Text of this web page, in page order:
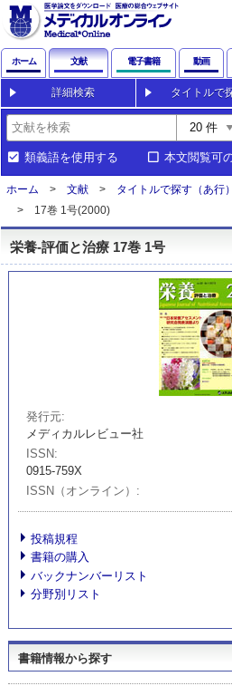
ホーム 文献 電子書籍 動画
詳細検索 タイトルで
類義語を使用する 本文閲覧可
ホーム 文献 タイトルで探す（あ行）
17巻 1号(2000)
栄養-評価と治療 17巻 1号
発行元
メディカルレビュー社
ISSN
0915-759X
ISSN（オンライン）
投稿規程
書籍の購入
バックナンバーリスト
分野別リスト
書籍情報から探す